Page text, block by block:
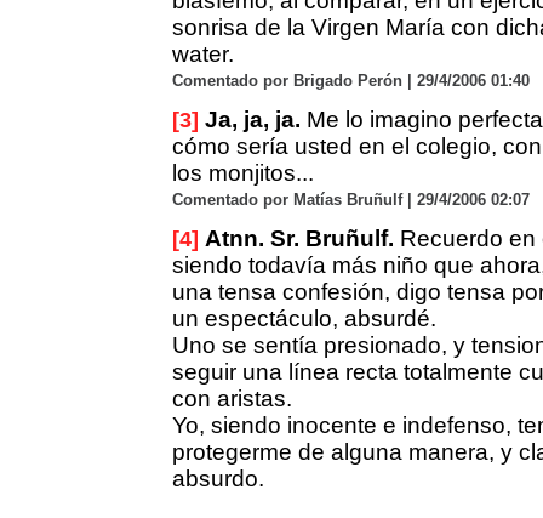
sonrisa de la Virgen María con
water.
Comentado por Brigado Perón | 29/4/2006 01:40
[3] Ja, ja, ja. Me lo imagino
cómo sería usted en el colegio,
los monjitos...
Comentado por Matías Bruñulf | 29/4/2006 02:07
[4] Atnn. Sr. Bruñulf. Recuerdo en
siendo todavía más niño que
una tensa confesión, digo tensa
un espectáculo, absurdé.
Uno se sentía presionado, y
seguir una línea recta totalmente
con aristas.
Yo, siendo inocente e indefenso,
protegerme de alguna manera, y
absurdo.